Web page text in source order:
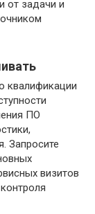
от задачи и
квалификации
ПО
Запросите
визитов